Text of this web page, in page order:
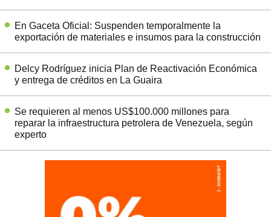
En Gaceta Oficial: Suspenden temporalmente la
exportación de materiales e insumos para la construcción
Delcy Rodríguez inicia Plan de Reactivación Económica
y entrega de créditos en La Guaira
Se requieren al menos US$100.000 millones para
reparar la infraestructura petrolera de Venezuela, según
experto